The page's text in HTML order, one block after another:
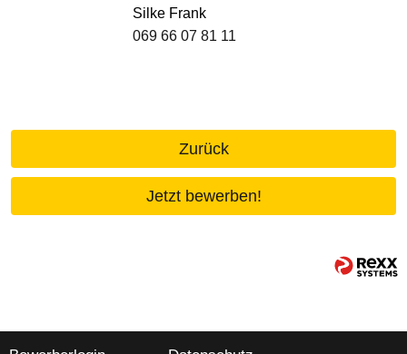
Silke Frank
069 66 07 81 11
Zurück
Jetzt bewerben!